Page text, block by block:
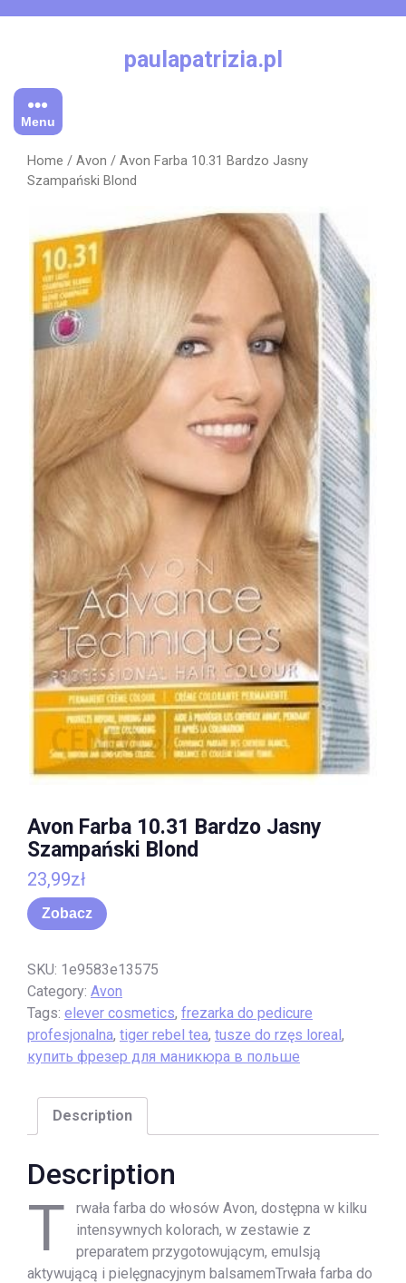
paulapatrizia.pl
Menu
Home / Avon / Avon Farba 10.31 Bardzo Jasny
Szampański Blond
Avon Farba 10.31 Bardzo Jasny
Szampański Blond
23,99zł
Zobacz
SKU: 1e9583e13575
Category: Avon
Tags: elever cosmetics, frezarka do pedicure
profesjonalna, tiger rebel tea, tusze do rzęs loreal,
купить фрезер для маникюра в польше
Description
Description
T
rwała farba do włosów Avon, dostępna w kilku
intensywnych kolorach, w zestawie z
preparatem przygotowującym, emulsją
aktywującą i pielęgnacyjnym balsamemTrwała farba do